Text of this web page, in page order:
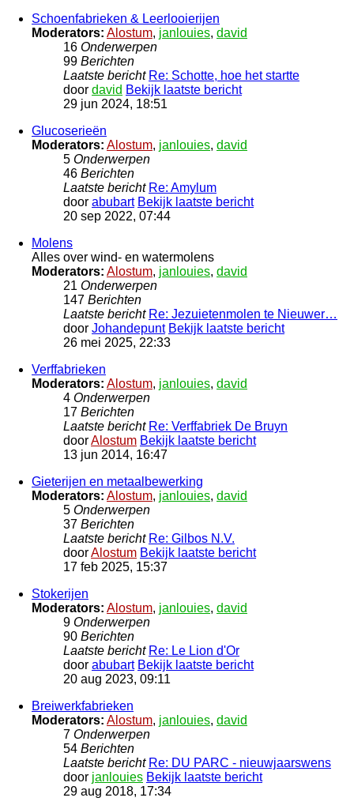
Schoenfabrieken & Leerlooierijen
Moderators: Alostum, janlouies, david
16 Onderwerpen
99 Berichten
Laatste bericht Re: Schotte, hoe het startte
door david Bekijk laatste bericht
29 jun 2024, 18:51
Glucoserieën
Moderators: Alostum, janlouies, david
5 Onderwerpen
46 Berichten
Laatste bericht Re: Amylum
door abubart Bekijk laatste bericht
20 sep 2022, 07:44
Molens
Alles over wind- en watermolens
Moderators: Alostum, janlouies, david
21 Onderwerpen
147 Berichten
Laatste bericht Re: Jezuietenmolen te Nieuwer…
door Johandepunt Bekijk laatste bericht
26 mei 2025, 22:33
Verffabrieken
Moderators: Alostum, janlouies, david
4 Onderwerpen
17 Berichten
Laatste bericht Re: Verffabriek De Bruyn
doorAlostum Bekijk laatste bericht
13 jun 2014, 16:47
Gieterijen en metaalbewerking
Moderators: Alostum, janlouies, david
5 Onderwerpen
37 Berichten
Laatste bericht Re: Gilbos N.V.
doorAlostum Bekijk laatste bericht
17 feb 2025, 15:37
Stokerijen
Moderators: Alostum, janlouies, david
9 Onderwerpen
90 Berichten
Laatste bericht Re: Le Lion d'Or
door abubart Bekijk laatste bericht
20 aug 2023, 09:11
Breiwerkfabrieken
Moderators: Alostum, janlouies, david
7 Onderwerpen
54 Berichten
Laatste bericht Re: DU PARC - nieuwjaarswens
door janlouies Bekijk laatste bericht
29 aug 2018, 17:34